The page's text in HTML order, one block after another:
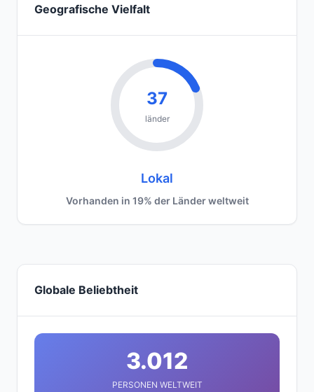
Geografische Vielfalt
37
länder
Lokal
Vorhanden in 19% der Länder weltweit
Globale Beliebtheit
3.012
PERSONEN WELTWEIT